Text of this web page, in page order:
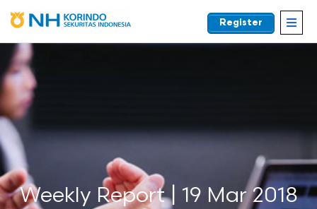
EN
Register
Weekly Report | 19 Mar 2018